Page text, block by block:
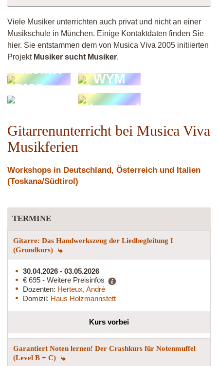
Viele Musiker unterrichten auch privat und nicht an einer
Musikschule in München. Einige Kontaktdaten finden Sie
hier. Sie entstammen dem von Musica Viva 2005 initiierten
Projekt Musiker sucht Musiker.
Musiker
8492
WYM
Tim
monis-
musikunterricht
Gitarrenunterricht bei Musica Viva
Musikferien
Workshops in Deutschland, Österreich und Italien
(Toskana/Südtirol)
TERMINE
Gitarre: Das Handwerkszeug der Liedbegleitung I
(Grundkurs)
30.04.2026 - 03.05.2026
€ 695 - Weitere Preisinfos
Dozenten: Herteux, André
Domizil: Haus Holzmannstett
Kurs vorbei
Garantiert Noten lernen! Der Crashkurs für Notenmuffel
(Level B + C)